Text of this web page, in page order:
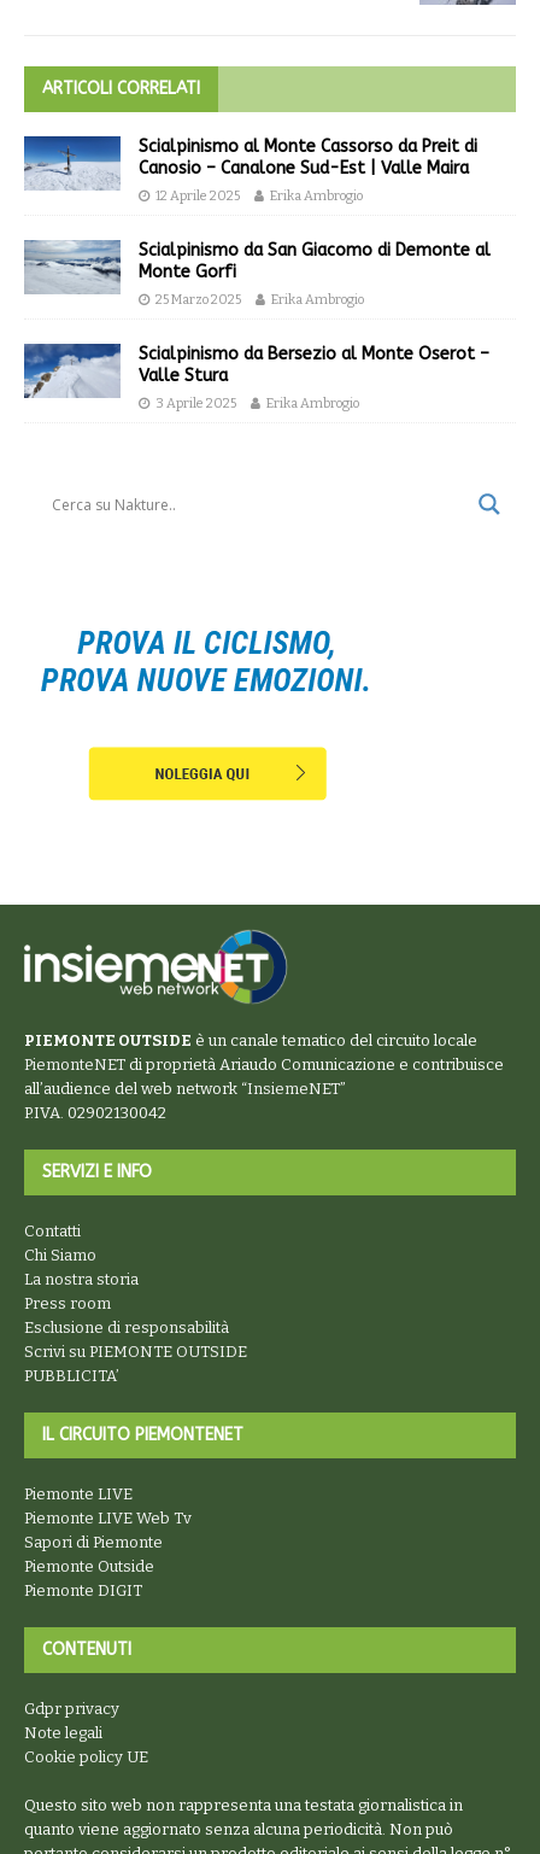
ARTICOLI CORRELATI
Scialpinismo al Monte Cassorso da Preit di
Canosio – Canalone Sud-Est | Valle Maira
12 Aprile 2025 Erika Ambrogio
Scialpinismo da San Giacomo di Demonte al
Monte Gorfi
25 Marzo 2025 Erika Ambrogio
Scialpinismo da Bersezio al Monte Oserot –
Valle Stura
3 Aprile 2025 Erika Ambrogio
PIEMONTE OUTSIDE è un canale tematico del circuito locale
PiemonteNET di proprietà Ariaudo Comunicazione e contribuisce
all’audience del web network “InsiemeNET”
P.IVA. 02902130042
SERVIZI E INFO
Contatti
Chi Siamo
La nostra storia
Press room
Esclusione di responsabilità
Scrivi su PIEMONTE OUTSIDE
PUBBLICITA’
IL CIRCUITO PIEMONTENET
Piemonte LIVE
Piemonte LIVE Web Tv
Sapori di Piemonte
Piemonte Outside
Piemonte DIGIT
CONTENUTI
Gdpr privacy
Note legali
Cookie policy UE
Questo sito web non rappresenta una testata giornalistica in
quanto viene aggiornato senza alcuna periodicità. Non può